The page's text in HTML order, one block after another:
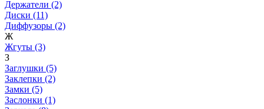
Держатели (2)
Диски (11)
Диффузоры (2)
Ж
Жгуты (3)
З
Заглушки (5)
Заклепки (2)
Замки (5)
Заслонки (1)